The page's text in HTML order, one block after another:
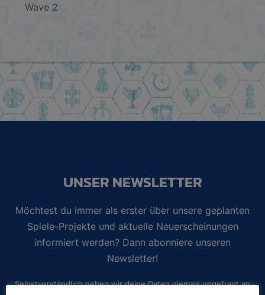
Wave 2
UNSER NEWSLETTER
Möchtest du immer als erster über unsere geplanten
Spiele-Projekte und aktuelle Neuerscheinungen
informiert werden? Dann abonniere unseren
Newsletter!
Selbstverständlich geben wir deine Daten niemals ungefragt an